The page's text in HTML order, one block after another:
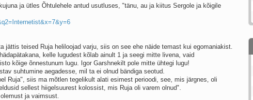
ja ütles Õhtulehele antud usutluses, "tänu, au ja kiitus Sergole ja kõigile
jättis teised Ruja heliloojad varju, siis on see ehe näide temast kui egomaniakist.
kelle lugudest kõlab ainult 1 ja seegi mitte livena, vaid
kõige õnnestunum lugu. Igor Garshnekilt pole mitte ühtegi lugu!
suhtumine aegadesse, mil ta ei olnud bändiga seotud.
Ruja", siis ma mõtlen tegelikult alati esimest perioodi, see, mis järgnes, oli
sellest hiigelsuurest kolossist, mis Ruja oli varem olnud".
ja vaimsust.